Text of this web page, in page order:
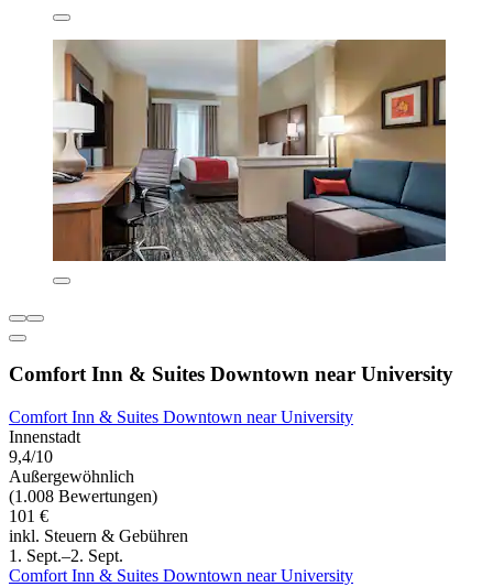
Comfort Inn & Suites Downtown near University
Comfort Inn & Suites Downtown near University
Innenstadt
9,4/10
Außergewöhnlich
(1.008 Bewertungen)
101 €
inkl. Steuern & Gebühren
1. Sept.–2. Sept.
Comfort Inn & Suites Downtown near University